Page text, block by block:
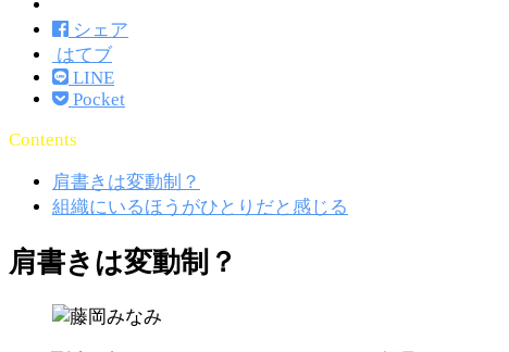
シェア
はてブ
LINE
Pocket
Contents
肩書きは変動制？
組織にいるほうがひとりだと感じる
肩書きは変動制？